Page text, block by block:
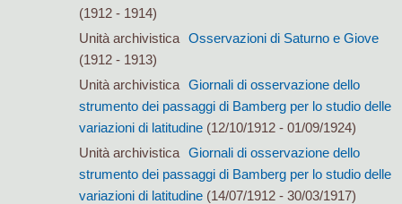
(1912 - 1914)
Unità archivistica
Osservazioni di Saturno e Giove
(1912 - 1913)
Unità archivistica
Giornali di osservazione dello
strumento dei passaggi di Bamberg per lo studio delle
variazioni di latitudine(12/10/1912 - 01/09/1924)
Unità archivistica
Giornali di osservazione dello
strumento dei passaggi di Bamberg per lo studio delle
variazioni di latitudine(14/07/1912 - 30/03/1917)